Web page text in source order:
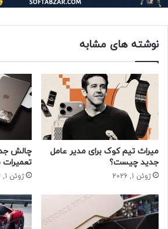
است با هدف انجام وظایف هوش مصنوعی
نوشته های مشابه
میراث تیم کوک برای مدیر عامل
جدید چیست؟
ژوئن 1, 2026
چالش
تعمیرات
ژوئن 1, 2026